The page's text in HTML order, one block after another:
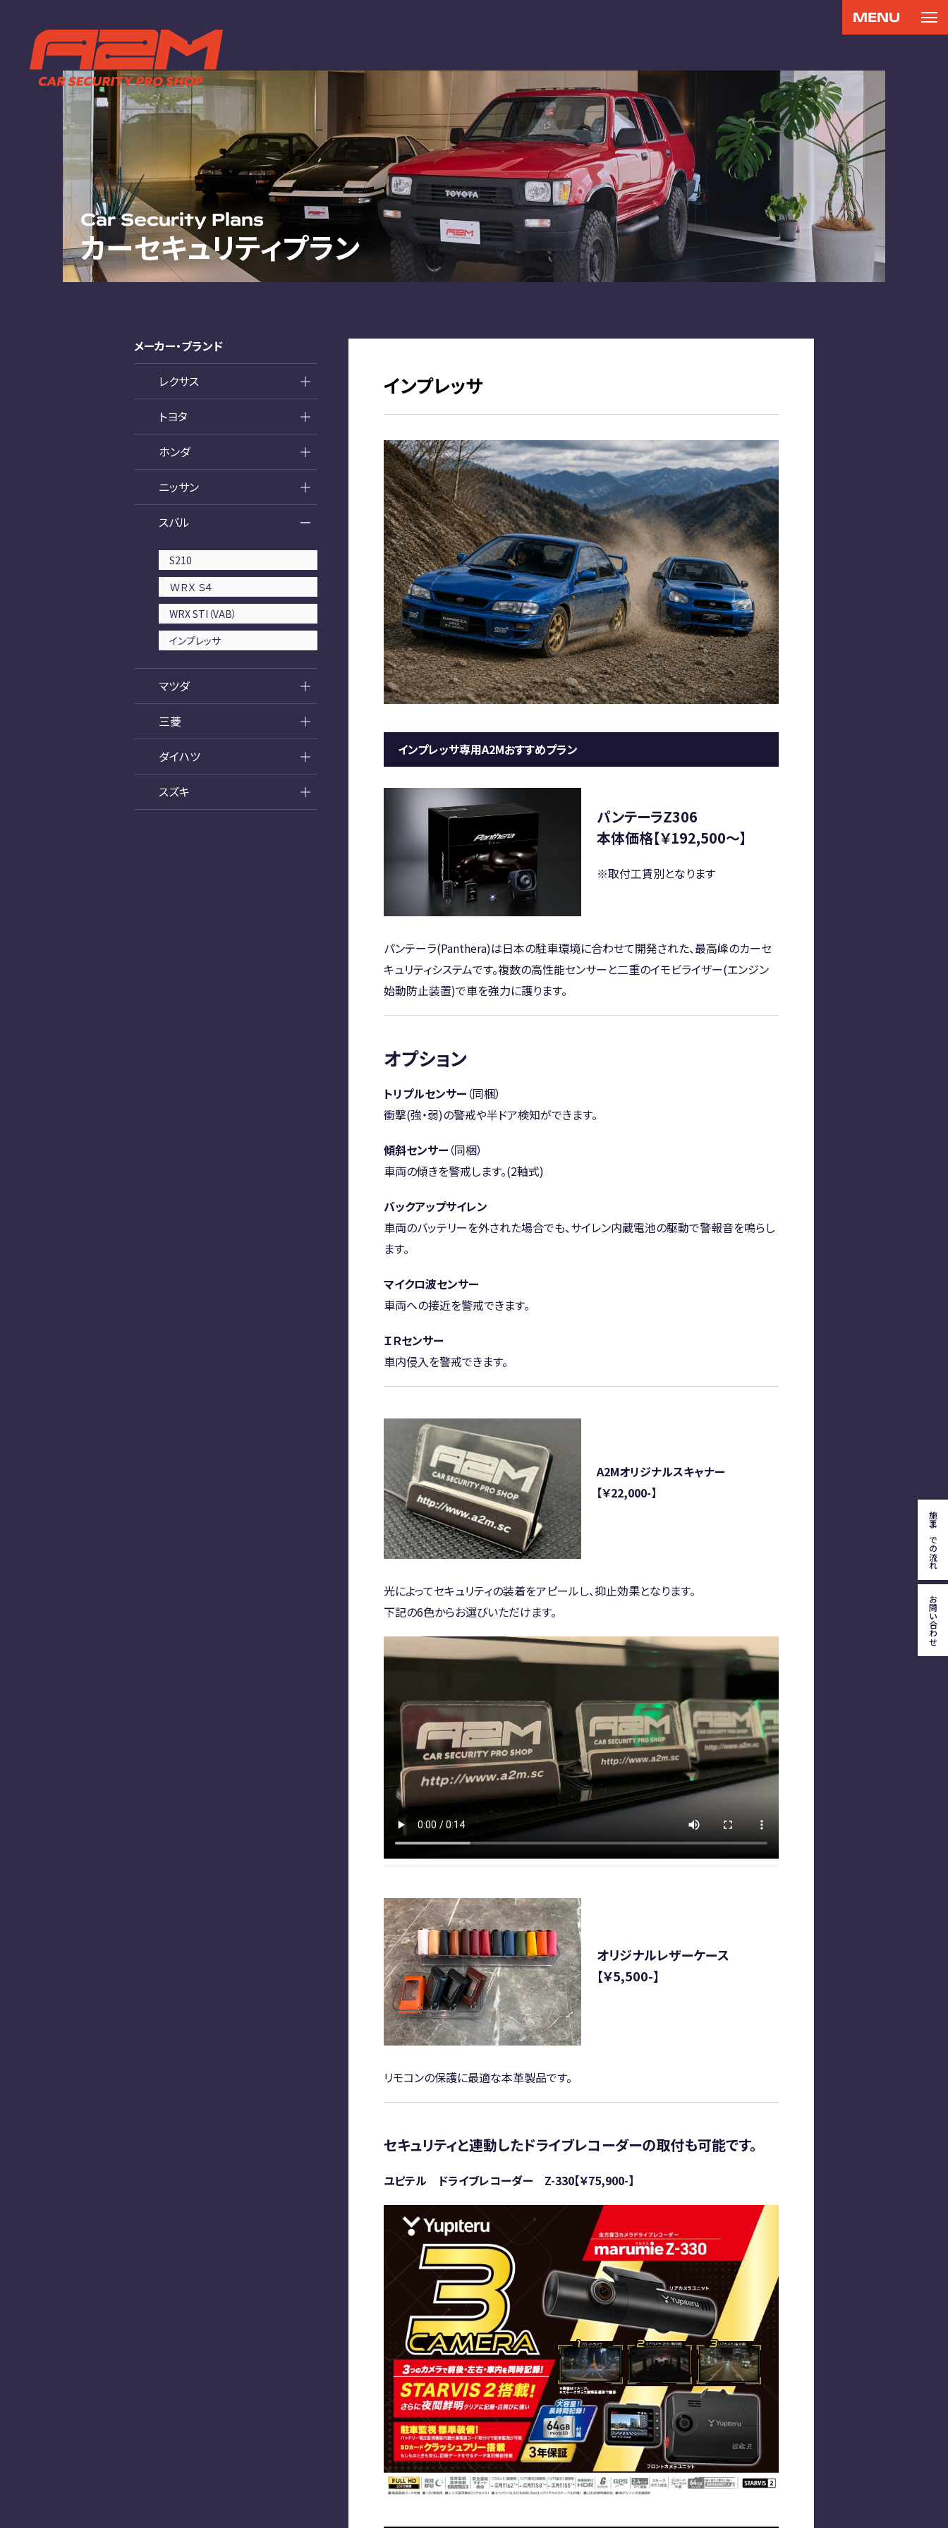
Car Security Plans
カーセキュリティプラン
インプレッサ
インプレッサ専用A2Mおすすめプラン
パンテーラZ306
本体価格【￥192,500～】
※取付工賃別となります
パンテーラ(Panthera)は日本の駐車環境に合わせて開発された、最高峰のカーセ
キュリティシステムです。複数の高性能センサーと二重のイモビライザー(エンジン
始動防止装置)で車を強力に護ります。
オプション
トリプルセンサー （同梱）
衝撃(強・弱)の警戒や半ドア検知ができます。
傾斜センサー （同梱）
車両の傾きを警戒します。(2軸式)
バックアップサイレン
車両のバッテリーを外された場合でも、サイレン内蔵電池の駆動で警報音を鳴らし
ます。
マイクロ波センサー
車両への接近を警戒できます。
ＩＲセンサー
車内侵入を警戒できます。
A2Mオリジナルスキャナー
【￥22,000-】
光によってセキュリティの装着をアピールし、抑止効果となります。
下記の6色からお選びいただけます。
オリジナルレザーケース
【￥5,500-】
リモコンの保護に最適な本革製品です。
セキュリティと連動したドライブレコーダーの取付も可能です。
ユピテル ドライブレコーダー Z-330【￥75,900-】
メーカー・ブランド
レクサス
トヨタ
ホンダ
ニッサン
スバル
S210
ＷＲＸ Ｓ４
WRX STI（VAB）
インプレッサ
マツダ
三菱
ダイハツ
スズキ
MENU
施工までの流れ
お問い合わせ
TOP
トップページ
A2Mについて
選ばれる理由
施工までの流れ
FAQ
お客様の声
お知らせ
車種別プラン
A2M 本店
A2M 仙台
A2M 宇都宮
A2M 愛知
A2M 四日市
A2M USC
アップデート
サポートセンター
お問い合わせ
リクルート
専用サイト